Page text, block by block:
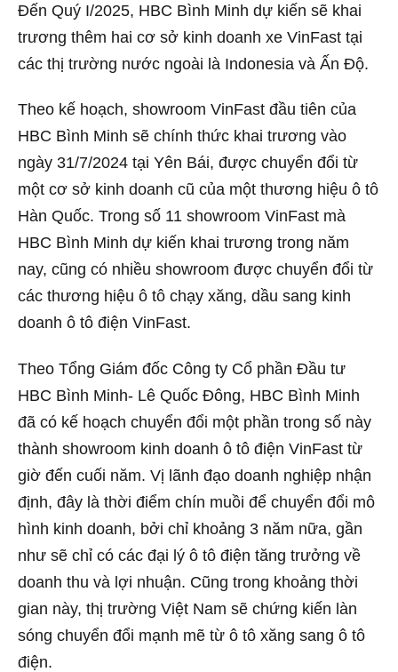
Đến Quý I/2025, HBC Bình Minh dự kiến sẽ khai
trương thêm hai cơ sở kinh doanh xe VinFast tại
các thị trường nước ngoài là Indonesia và Ấn Độ.
Theo kế hoạch, showroom VinFast đầu tiên của
HBC Bình Minh sẽ chính thức khai trương vào
ngày 31/7/2024 tại Yên Bái, được chuyển đổi từ
một cơ sở kinh doanh cũ của một thương hiệu ô tô
Hàn Quốc. Trong số 11 showroom VinFast mà
HBC Bình Minh dự kiến khai trương trong năm
nay, cũng có nhiều showroom được chuyển đổi từ
các thương hiệu ô tô chạy xăng, dầu sang kinh
doanh ô tô điện VinFast.
Theo Tổng Giám đốc Công ty Cổ phần Đầu tư
HBC Bình Minh- Lê Quốc Đông, HBC Bình Minh
đã có kế hoạch chuyển đổi một phần trong số này
thành showroom kinh doanh ô tô điện VinFast từ
giờ đến cuối năm. Vị lãnh đạo doanh nghiệp nhận
định, đây là thời điểm chín muồi để chuyển đổi mô
hình kinh doanh, bởi chỉ khoảng 3 năm nữa, gần
như sẽ chỉ có các đại lý ô tô điện tăng trưởng về
doanh thu và lợi nhuận. Cũng trong khoảng thời
gian này, thị trường Việt Nam sẽ chứng kiến làn
sóng chuyển đổi mạnh mẽ từ ô tô xăng sang ô tô
điện.